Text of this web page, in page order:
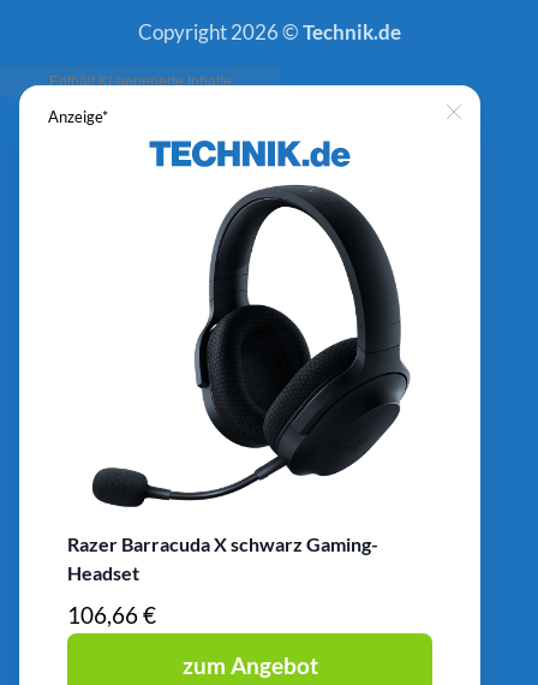
Copyright 2026 ©Technik.de
Anzeige* Close
Razer Barracuda X schwarz Gaming-
Headset
106,66 €
zum Angebot